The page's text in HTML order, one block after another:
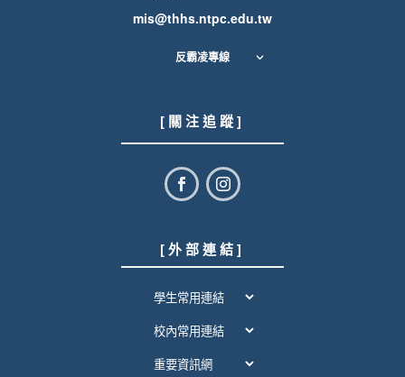
mis@thhs.ntpc.edu.tw
反霸凌專線
[ 關 注 追 蹤 ]
[ 外 部 連 結 ]